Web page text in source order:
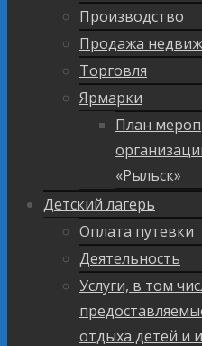
Производство
Продажа
Торговля
Ярмарки
План
«Рыльск»
Детский лагерь
Оплата путевки
Деятельность
Услуги, в том
отдыха детей и